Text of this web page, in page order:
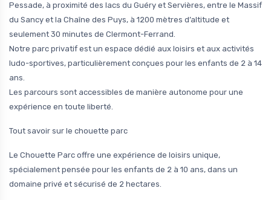
Pessade, à proximité des lacs du Guéry et Servières, entre le Massif
du Sancy et la Chaîne des Puys, à 1200 mètres d’altitude et
seulement 30 minutes de Clermont-Ferrand.
Notre parc privatif est un espace dédié aux loisirs et aux activités
ludo-sportives, particulièrement conçues pour les enfants de 2 à 14
ans.
Les parcours sont accessibles de manière autonome pour une
expérience en toute liberté.
Tout savoir sur le chouette parc
Le Chouette Parc offre une expérience de loisirs unique,
spécialement pensée pour les enfants de 2 à 10 ans, dans un
domaine privé et sécurisé de 2 hectares.